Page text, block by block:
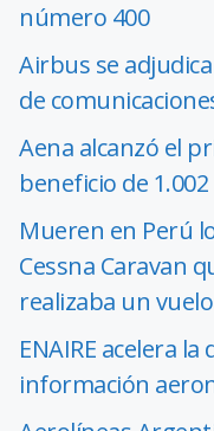
número 400
Airbus se
de
Aena alcanzó el
beneficio de
Mueren en Perú
Cessna Caravan
realizaba un
ENAIRE acelera
información